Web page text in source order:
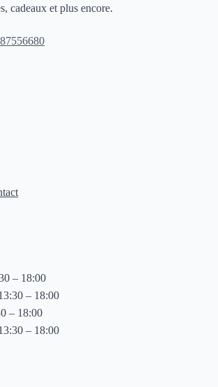
cadeaux et plus encore.
– 18:00
– 18:00
– 18:00
– 18:00